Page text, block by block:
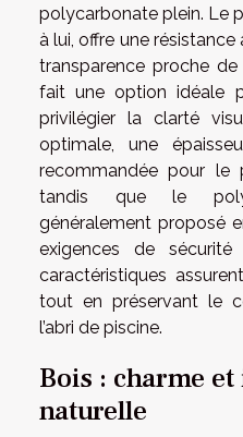
polycarbonate plein. Le
à lui, offre une
transparence proche
fait une option idéale
privilégier la clarté
optimale, une
recommandée pour le
tandis que le
généralement proposé
exigences de
caractéristiques
tout en préservant le
l’abri de piscine.
Bois : charme
naturelle